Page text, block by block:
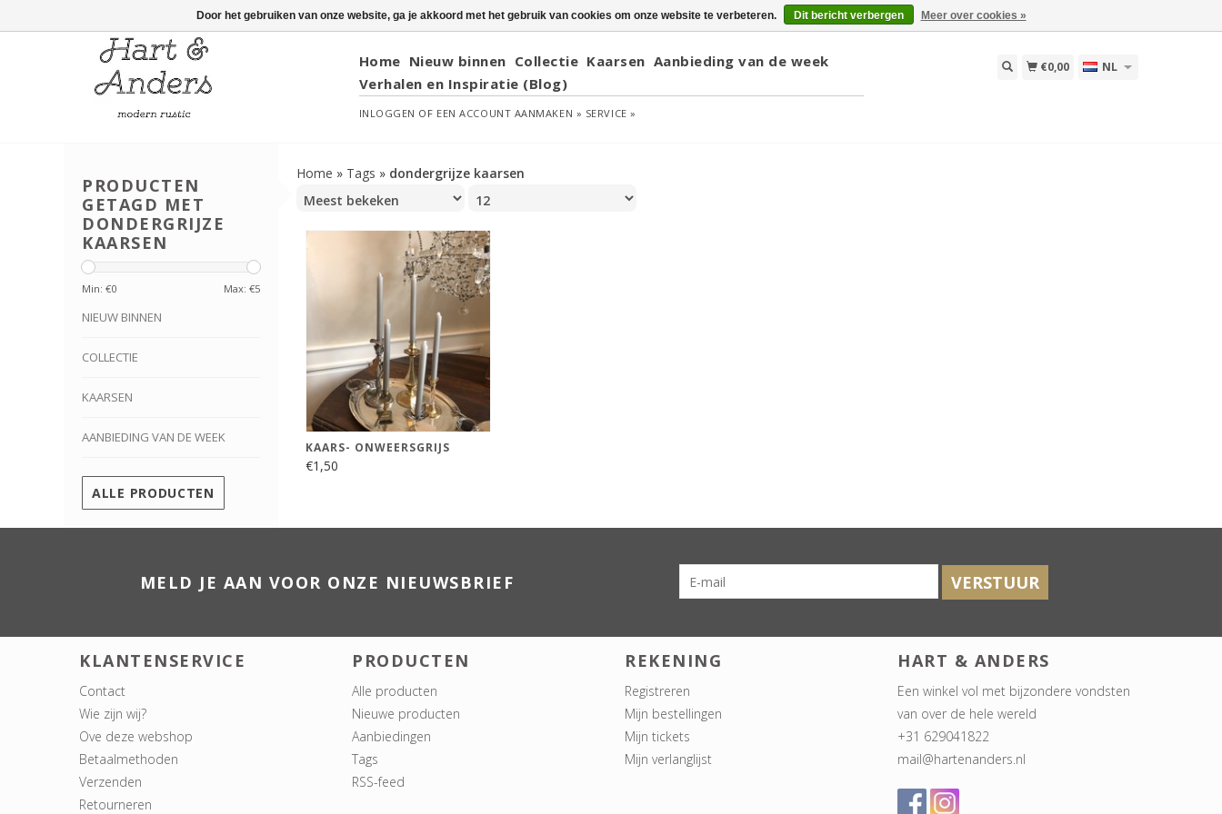
Home Nieuw binnen Collectie Kaarsen Aanbieding van de week
Verhalen en Inspiratie (Blog)
INLOGGEN OF EEN ACCOUNT AANMAKEN » SERVICE »
€0,00 NL
PRODUCTEN
GETAGD MET
DONDERGRIJZE
KAARSEN
Min: €0 Max: €5
NIEUW BINNEN
COLLECTIE
KAARSEN
AANBIEDING VAN DE WEEK
ALLE PRODUCTEN
Home » Tags » dondergrijze kaarsen
KAARS- ONWEERSGRIJS
€1,50
MELD JE AAN VOOR ONZE NIEUWSBRIEF VERSTUUR
KLANTENSERVICE
Contact
Wie zijn wij?
Ove deze webshop
Betaalmethoden
Verzenden
Retourneren
PRODUCTEN
Alle producten
Nieuwe producten
Aanbiedingen
Tags
RSS-feed
REKENING
Registreren
Mijn bestellingen
Mijn tickets
Mijn verlanglijst
HART & ANDERS
Een winkel vol met bijzondere vondsten
van over de hele wereld
+31 629041822
mail@hartenanders.nl
Door het gebruiken van onze website, ga je akkoord met het gebruik van cookies om onze website te verbeteren. Dit bericht verbergen Meer over cookies »